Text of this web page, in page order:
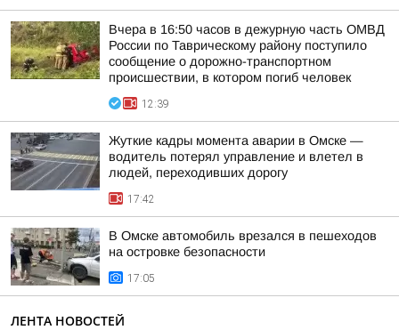
Вчера в 16:50 часов в дежурную часть ОМВД
России по Таврическому району поступило
сообщение о дорожно-транспортном
происшествии, в котором погиб человек
12:39
Жуткие кадры момента аварии в Омске —
водитель потерял управление и влетел в
людей, переходивших дорогу
17:42
В Омске автомобиль врезался в пешеходов
на островке безопасности
17:05
ЛЕНТА НОВОСТЕЙ